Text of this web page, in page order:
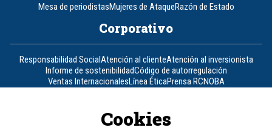
Mesa de periodistasMujeres de AtaqueRazón de Estado
Corporativo
Responsabilidad SocialAtención al clienteAtención al inversionista
Informe de sostenibilidadCódigo de autorregulación
Ventas InternacionalesLínea ÉticaPrensa RCNOBA
Cookies